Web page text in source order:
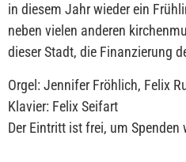
in diesem Jahr wieder ein
neben vielen anderen
dieser Stadt, die Finanzierung
Orgel: Jennifer Fröhlich, Felix
Klavier: Felix Seifart
Der Eintritt ist frei, um Spenden